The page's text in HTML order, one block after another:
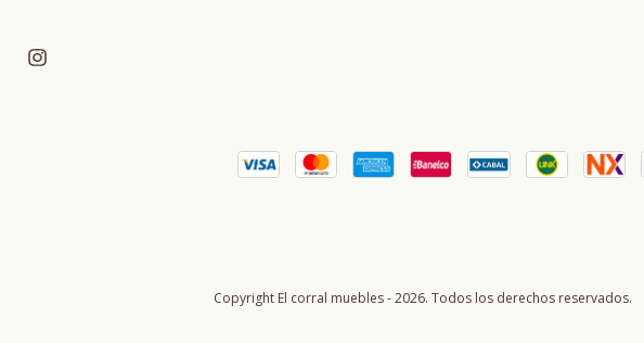
Copyright El corral muebles - 2026. Todos los derechos reservados.